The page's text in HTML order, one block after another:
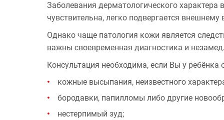
Заболевания дерматологического
чувствительна, легко подвергается внешнему
Однако чаще патология кожи является
важны своевременная диагностика и
Консультация необходима, если Вы у ребёнка
кожные высыпания, неизвестного
бородавки, папилломы либо другие
нестерпимый зуд;